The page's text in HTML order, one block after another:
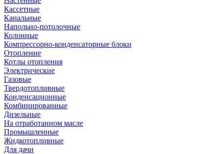
Кассетные
Канальные
Напольно-потолочные
Колонные
Компрессорно-конденсаторные блоки
Отопление
Котлы отопления
Электрические
Газовые
Твердотопливные
Конденсационные
Комбинированные
Дизельные
На отработанном масле
Промышленные
Жидкотопливные
Для дачи